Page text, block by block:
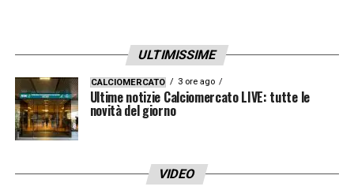
ULTIMISSIME
CALCIOMERCATO 3 ore ago
Ultime notizie Calciomercato LIVE: tutte le
novità del giorno
VIDEO